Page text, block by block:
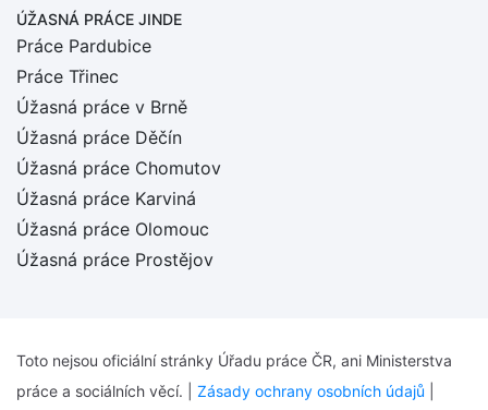
ÚŽASNÁ PRÁCE JINDE
Práce Pardubice
Práce Třinec
Úžasná práce v Brně
Úžasná práce Děčín
Úžasná práce Chomutov
Úžasná práce Karviná
Úžasná práce Olomouc
Úžasná práce Prostějov
Toto nejsou oficiální stránky Úřadu práce ČR, ani Ministerstva
práce a sociálních věcí. | Zásady ochrany osobních údajů